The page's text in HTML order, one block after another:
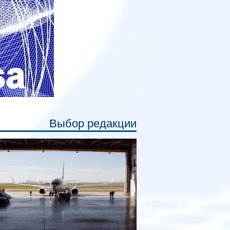
сна или отдыха, создав ощуще
Выбор редакции